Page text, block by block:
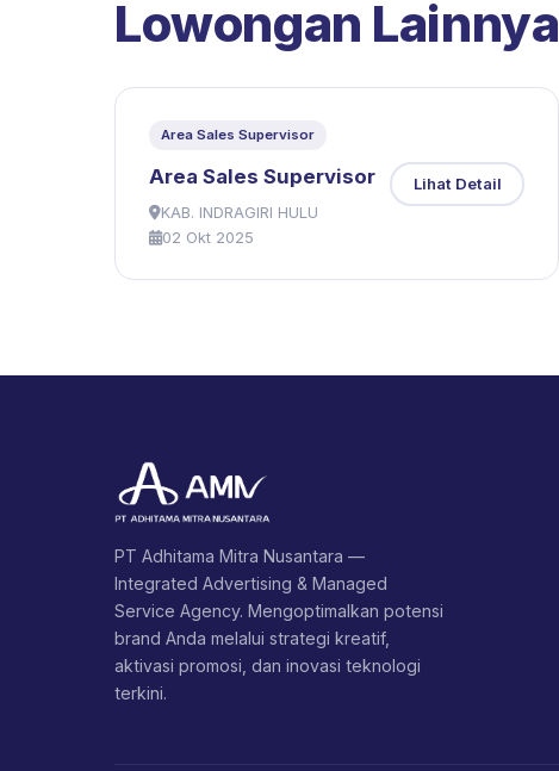
Lowongan Lainnya
Area Sales Supervisor
Area Sales Supervisor
KAB. INDRAGIRI HULU
02 Okt 2025
Lihat Detail
PT Adhitama Mitra Nusantara —
Integrated Advertising & Managed
Service Agency. Mengoptimalkan potensi
brand Anda melalui strategi kreatif,
aktivasi promosi, dan inovasi teknologi
terkini.